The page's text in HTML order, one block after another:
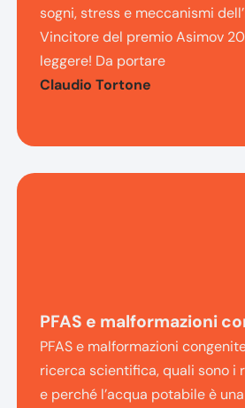
sogni, stress e meccanismi
Vincitore del premio Asimov
leggere! Da portare
Claudio Tortone
PFAS e malformazioni
PFAS e malformazioni
ricerca scientifica, quali sono i
e perché l’acqua potabile è